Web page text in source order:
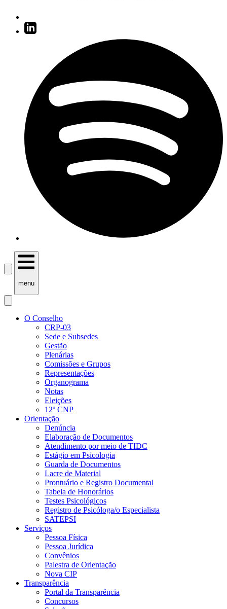
menu
O Conselho
CRP-03
Sede e Subsedes
Gestão
Plenárias
Comissões e Grupos
Representações
Organograma
Notas
Eleições
12º CNP
Orientação
Denúncia
Elaboração de Documentos
Atendimento por meio de TIDC
Estágio em Psicologia
Guarda de Documentos
Lacre de Material
Prontuário e Registro Documental
Tabela de Honorários
Testes Psicológicos
Registro de Psicóloga/o Especialista
SATEPSI
Serviços
Pessoa Física
Pessoa Jurídica
Convênios
Palestra de Orientação
Nova CIP
Transparência
Portal da Transparência
Concursos